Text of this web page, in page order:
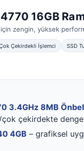
16GB
zengin, yüksek
Çekirdekli İşlemci SSD
3.4GHz 8MB
çekirdekte
4GB – grafiksel